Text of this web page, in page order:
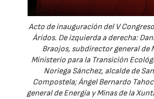
Acto de inauguración del V
Áridos. De izquierda a derecha:
Braojos, subdirector general de
Ministerio para la Transición
Noriega Sánchez, alcalde de
Compostela; Ángel Bernardo
general de Energía y Minas de la